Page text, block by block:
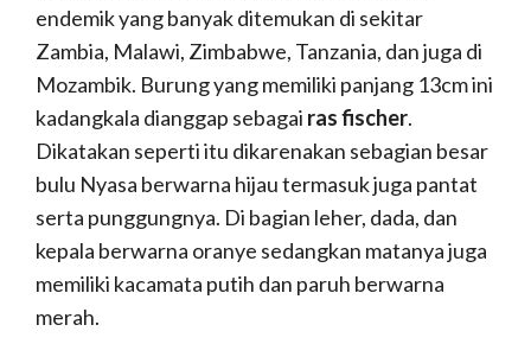
endemik yang banyak ditemukan di sekitar
Zambia, Malawi, Zimbabwe, Tanzania, dan juga di
Mozambik. Burung yang memiliki panjang 13cm ini
kadangkala dianggap sebagai ras fischer.
Dikatakan seperti itu dikarenakan sebagian besar
bulu Nyasa berwarna hijau termasuk juga pantat
serta punggungnya. Di bagian leher, dada, dan
kepala berwarna oranye sedangkan matanya juga
memiliki kacamata putih dan paruh berwarna
merah.